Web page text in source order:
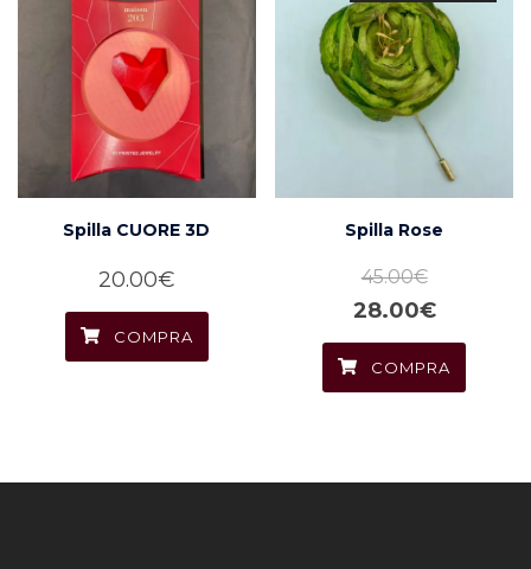
Spilla CUORE 3D
20.00€
COMPRA
Spilla Rose
45.00€
Il
prezzo
originale
28.00€Il
prezzo
attuale
COMPRA